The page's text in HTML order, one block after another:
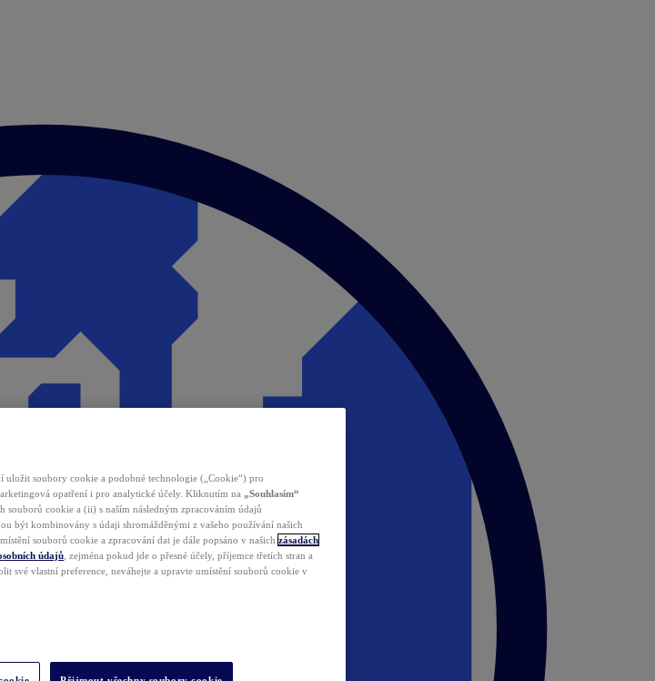
uložit soubory cookie a podobné technologie („Cookie“) pro
opatření i pro analytické účely. Kliknutím na „Souhlasím“
souborů cookie a (ii) s naším následným zpracováním údajů
být kombinovány s údaji shromážděnými z vašeho používání našich
souborů cookie a zpracování dat je dále popsáno v našich zásadách
údajů , zejména pokud jde o přesné účely, příjemce třetích stran a
své vlastní preference, neváhejte a upravte umístění souborů cookie v